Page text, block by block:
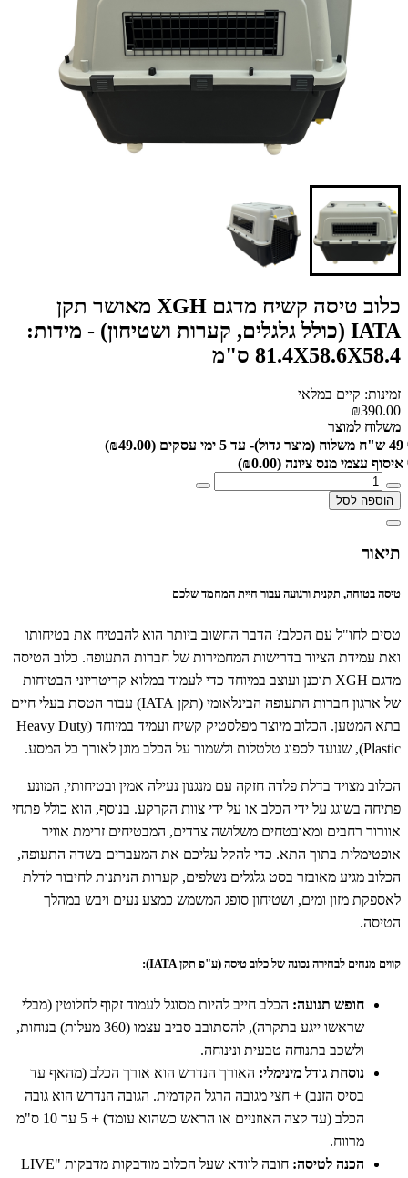
כלוב טיסה קשיח מדגם XGH מאושר תקן
IATA (כולל גלגלים, קערות ושטיחון) - מידות:
81.4X58.6X58.4 ס"מ
זמינות: קיים במלאי
₪390.00
משלוח למוצר
49 ש"ח משלוח (מוצר גדול)- עד 5 ימי עסקים
(₪49.00)
איסוף עצמי מנס ציונה (₪0.00)
הוספה לסל
תיאור
טיסה בטוחה, תקנית ורגועה עבור חיית המחמד שלכם
טסים לחו"ל עם הכלב? הדבר החשוב ביותר הוא להבטיח את בטיחותו
ואת עמידת הציוד בדרישות המחמירות של חברות התעופה. כלוב הטיסה
מדגם XGH תוכנן ועוצב במיוחד כדי לעמוד במלוא קריטריוני הבטיחות
של ארגון חברות התעופה הבינלאומי (תקן IATA) עבור הטסת בעלי חיים
בתא המטען. הכלוב מיוצר מפלסטיק קשיח ועמיד במיוחד (Heavy Duty
Plastic), שנועד לספוג טלטלות ולשמור על הכלב מוגן לאורך כל המסע.
הכלוב מצויד בדלת פלדה חזקה עם מנגנון נעילה אמין ובטיחותי, המונע
פתיחה בשוגג על ידי הכלב או על ידי צוות הקרקע. בנוסף, הוא כולל פתחי
אוורור רחבים ומאובטחים משלושה צדדים, המבטיחים זרימת אוויר
אופטימלית בתוך התא. כדי להקל עליכם את המעברים בשדה התעופה,
הכלוב מגיע מאובזר בסט גלגלים נשלפים, קערות הניתנות לחיבור לדלת
לאספקת מזון ומים, ושטיחון סופג המשמש כמצע נעים ויבש במהלך
הטיסה.
קווים מנחים לבחירה נכונה של כלוב טיסה (ע"פ תקן IATA):
חופש תנועה: הכלב חייב להיות מסוגל לעמוד זקוף לחלוטין (מבלי
שראשו ייגע בתקרה), להסתובב סביב עצמו (360 מעלות) בנוחות,
ולשכב בתנוחה טבעית ונינוחה.
נוסחת גודל מינימלי: האורך הנדרש הוא אורך הכלב (מהאף עד
בסיס הזנב) + חצי מגובה הרגל הקדמית. הגובה הנדרש הוא גובה
הכלב (עד קצה האוזניים או הראש כשהוא עומד) + 5 עד 10 ס"מ
מרווח.
הכנה לטיסה:
חובה לוודא שעל הכלוב מודבקות מדבקות "LIVE